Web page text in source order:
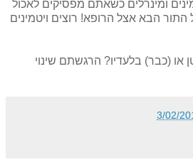
ומינרלים כשאתם מפסיקים לאכול
הבא אצל הרופא! רוצים ויטמינים
או (כבר) בלעדיו? הרגשתם שינוי
3/02/